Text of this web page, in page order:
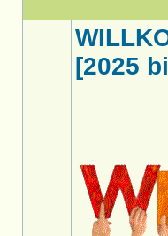
[2025